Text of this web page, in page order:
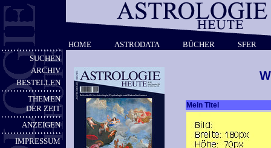
SUCHEN
ARCHIV
BESTELLEN
THEMEN
DER ZEIT
ANZEIGEN
IMPRESSUM
HOME ASTRODATA BÜCHER SFER
Mein Titel